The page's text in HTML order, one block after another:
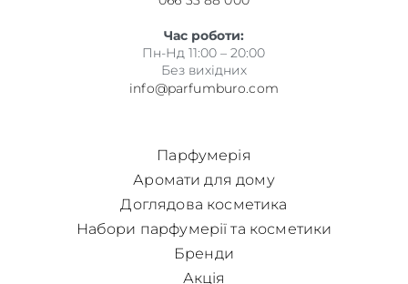
Час роботи:
Пн-Нд 11:00 – 20:00
Без вихідних
info@parfumburo.com
Парфумерія
Аромати для дому
Доглядова косметика
Набори парфумерії та косметики
Бренди
Акція